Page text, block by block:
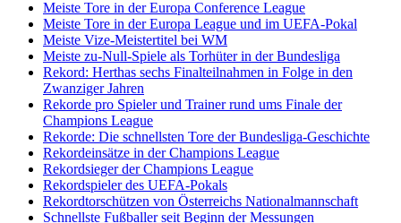
Meiste Tore in der Europa Conference League
Meiste Tore in der Europa League und im UEFA-Pokal
Meiste Vize-Meistertitel bei WM
Meiste zu-Null-Spiele als Torhüter in der Bundesliga
Rekord: Herthas sechs Finalteilnahmen in Folge in den
Zwanziger Jahren
Rekorde pro Spieler und Trainer rund ums Finale der
Champions League
Rekorde: Die schnellsten Tore der Bundesliga-Geschichte
Rekordeinsätze in der Champions League
Rekordsieger der Champions League
Rekordspieler des UEFA-Pokals
Rekordtorschützen von Österreichs Nationalmannschaft
Schnellste Fußballer seit Beginn der Messungen